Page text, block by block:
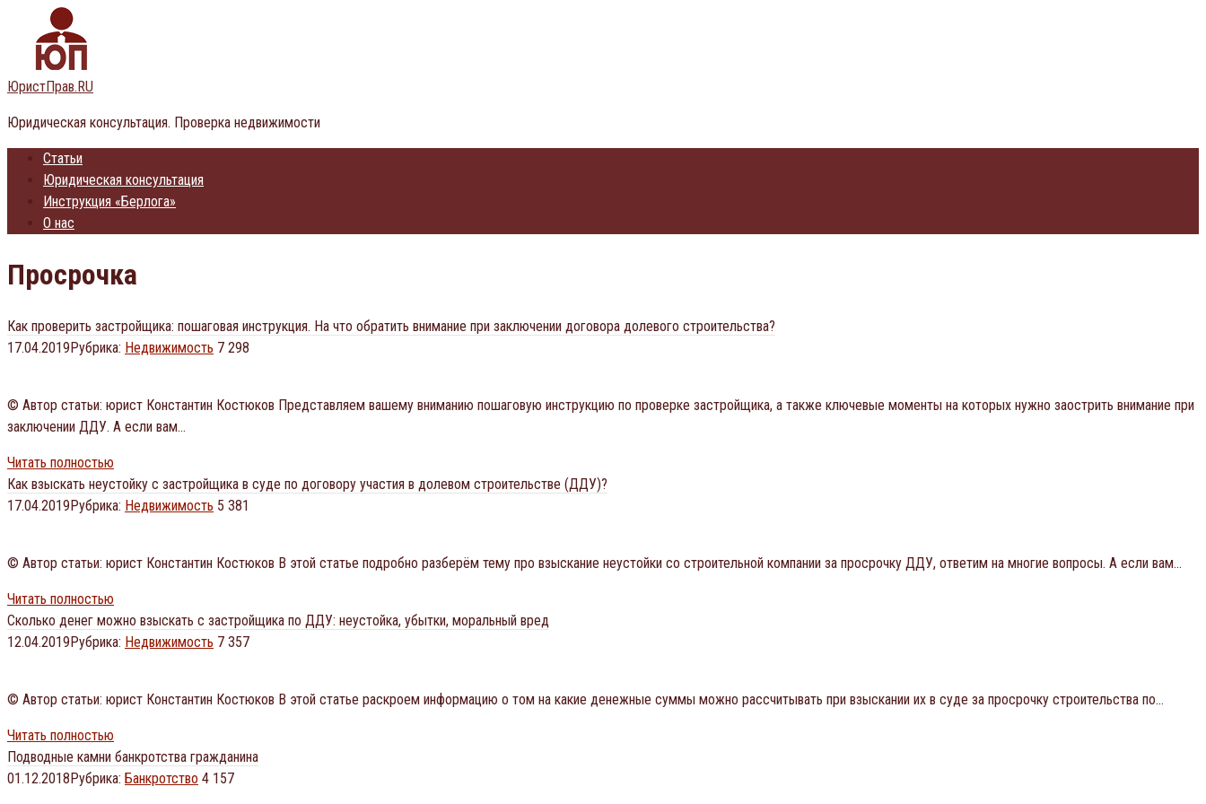
Перейти
контенту
ЮристПрав.RU
Юридическая консультация. Проверка недвижимости
Статьи
Юридическая консультация
Инструкция «Берлога»
О нас
Просрочка
Как проверить застройщика: пошаговая инструкция. На что обратить внимание при заключении договора долевого строительства?
17.04.2019Рубрика: Недвижимость 7 298
© Автор статьи: юрист Константин Костюков Представляем вашему вниманию пошаговую инструкцию по проверке застройщика, а также ключевые моменты на которых нужно заострить внимание при
заключении ДДУ. А если вам…
Читать полностью
Как взыскать неустойку с застройщика в суде по договору участия в долевом строительстве (ДДУ)?
17.04.2019Рубрика: Недвижимость 5 381
© Автор статьи: юрист Константин Костюков В этой статье подробно разберём тему про взыскание неустойки со строительной компании за просрочку ДДУ, ответим на многие вопросы. А если вам…
Читать полностью
Сколько денег можно взыскать с застройщика по ДДУ: неустойка, убытки, моральный вред
12.04.2019Рубрика: Недвижимость 7 357
© Автор статьи: юрист Константин Костюков В этой статье раскроем информацию о том на какие денежные суммы можно рассчитывать при взыскании их в суде за просрочку строительства по…
Читать полностью
Подводные камни банкротства гражданина
01.12.2018Рубрика: Банкротство 4 157